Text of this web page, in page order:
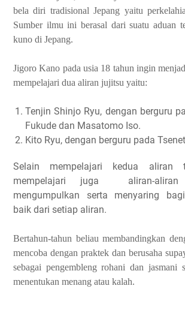
bela diri tradisional Jepang yaitu
Sumber ilmu ini berasal dari suatu aduan
kuno di Jepang.
Jigoro Kano pada usia 18 tahun ingin
mempelajari dua aliran jujitsu yaitu:
Tenjin Shinjo Ryu, dengan berguru
Fukude dan Masatomo Iso.
Kito Ryu, dengan berguru pada
Selain mempelajari kedua aliran
mempelajari juga aliran-
mengumpulkan serta menyaring
baik dari setiap aliran.
Bertahun-tahun beliau membandingkan
mencoba dengan praktek dan berusaha
sebagai pengembleng rohani dan jasmani
menentukan menang atau kalah.